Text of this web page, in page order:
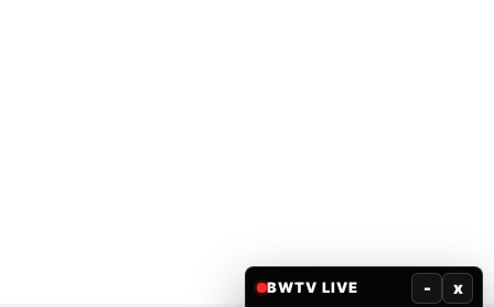
BWTV LIVE - x